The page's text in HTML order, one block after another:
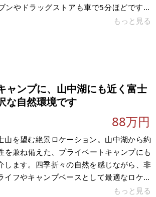
ンやドラッグストアも車で5分ほどです。
ており、大規模な修繕が必要です。外から
グになっております。立派な梁がありま
が壊れており、そのままではお風呂に入
。残置物がかなりありますので、買主様で
します。家の周
もっと見る
ャンプに、山中湖にも近く富士
な自然環境です
88万円
山を望む絶景ロケーション。山中湖から約
を兼ね備えた、プライベートキャンプにも
します。四季折々の自然を感じながら、非
イフやキャンプベースとして最適なロケー
と利便性を兼ね備えたこの土地で、あなた
もっと見る